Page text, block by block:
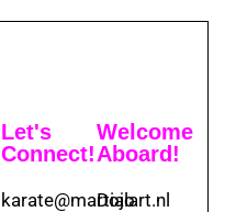
Let's
Connect!
karate@martialart.nl
Welcome
Aboard!
Dojo